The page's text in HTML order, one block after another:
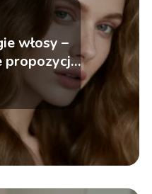
włosy –
propozycje